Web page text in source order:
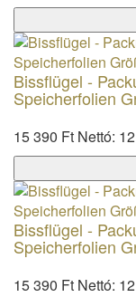
Bissflügel -
Speicherfolien
15 390 Ft Nettó:
Bissflügel -
Speicherfolien
15 390 Ft Nettó: